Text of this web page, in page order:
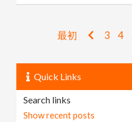
最初 3 4
Quick Links
Search links
Show recent posts